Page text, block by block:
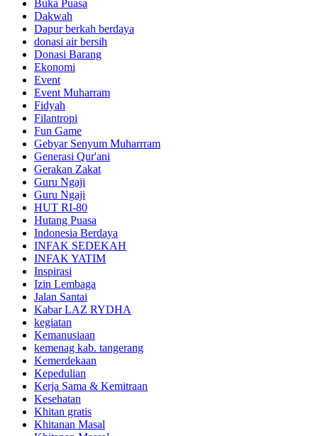
Buka Puasa
Dakwah
Dapur berkah berdaya
donasi air bersih
Donasi Barang
Ekonomi
Event
Event Muharram
Fidyah
Filantropi
Fun Game
Gebyar Senyum Muharrram
Generasi Qur'ani
Gerakan Zakat
Guru Ngaji
Guru Ngaji
HUT RI-80
Hutang Puasa
Indonesia Berdaya
INFAK SEDEKAH
INFAK YATIM
Inspirasi
Izin Lembaga
Jalan Santai
Kabar LAZ RYDHA
kegiatan
Kemanusiaan
kemenag kab. tangerang
Kemerdekaan
Kepedulian
Kerja Sama & Kemitraan
Kesehatan
Khitan gratis
Khitanan Masal